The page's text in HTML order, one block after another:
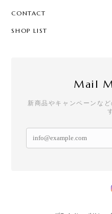
CONTACT
SHOP LIST
Mail
新商品やキャンペーンな